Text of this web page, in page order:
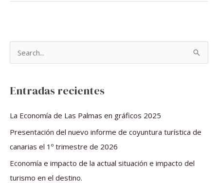
a
r
Entradas recientes
La Economía de Las Palmas en gráficos 2025
Presentación del nuevo informe de coyuntura turística de
canarias el 1º trimestre de 2026
Economía e impacto de la actual situación e impacto del
turismo en el destino.